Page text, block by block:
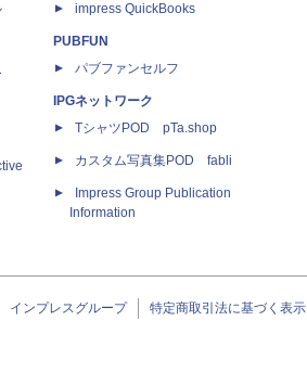
impress QuickBooks
PUBFUN
パブファンセルフ
IPGネットワーク
TシャツPOD pTa.shop
カスタム写真集POD fabli
Impress Group Publication
Information
インプレスグループ 特定商取引法に基づく表示